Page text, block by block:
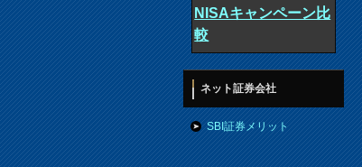
NISAキャンペーン比
較
ネット証券会社
SBI証券メリット